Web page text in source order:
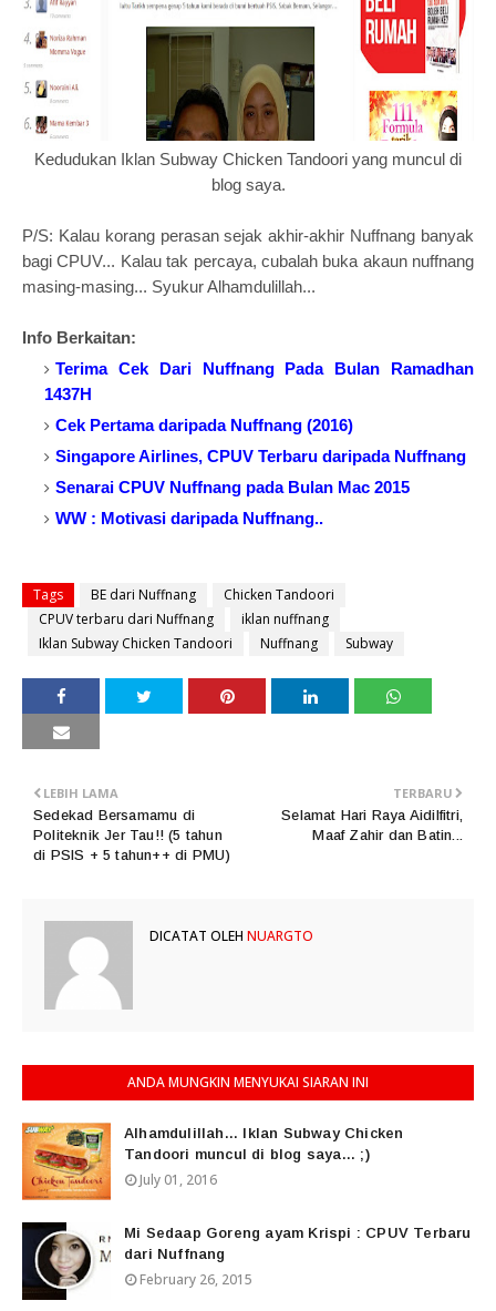
Kedudukan Iklan Subway Chicken Tandoori yang muncul di
blog saya.
P/S: Kalau korang perasan sejak akhir-akhir Nuffnang banyak
bagi CPUV... Kalau tak percaya, cubalah buka akaun nuffnang
masing-masing... Syukur Alhamdulillah...
Info Berkaitan:
Terima Cek Dari Nuffnang Pada Bulan Ramadhan
1437H
Cek Pertama daripada Nuffnang (2016)
Singapore Airlines, CPUV Terbaru daripada Nuffnang
Senarai CPUV Nuffnang pada Bulan Mac 2015
WW : Motivasi daripada Nuffnang..
Tags BE dari Nuffnang
Chicken Tandoori
CPUV terbaru dari Nuffnang
iklan nuffnang
Iklan Subway Chicken Tandoori
Nuffnang Subway
TERBARU
Selamat Hari Raya Aidilfitri,
Maaf Zahir dan Batin...
LEBIH LAMA
Sedekad Bersamamu di
Politeknik Jer Tau!! (5 tahun
di PSIS + 5 tahun++ di PMU)
DICATAT OLEH NUARGTO
ANDA MUNGKIN MENYUKAI SIARAN INI
Alhamdulillah... Iklan Subway Chicken
Tandoori muncul di blog saya... ;)
July 01, 2016
Mi Sedaap Goreng ayam Krispi : CPUV Terbaru
dari Nuffnang
February 26, 2015